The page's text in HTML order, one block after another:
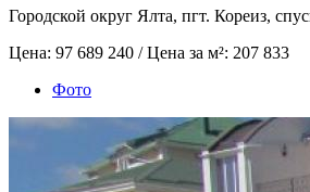
Городской округ Ялта, пгт. Кореиз,
Цена: 97 689 240 / Цена за м²: 207 833
Фото